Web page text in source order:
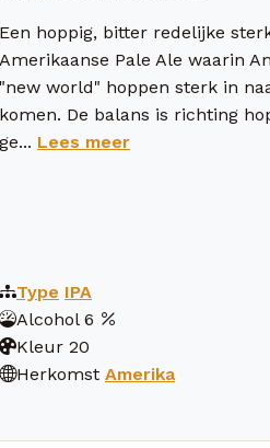
Een hoppig, bitter redelijke
Amerikaanse Pale Ale waarin
"new world" hoppen sterk in
komen. De balans is richting
ge... Lees meer
Type IPA
Alcohol 6
Kleur 20
Herkomst Amerika